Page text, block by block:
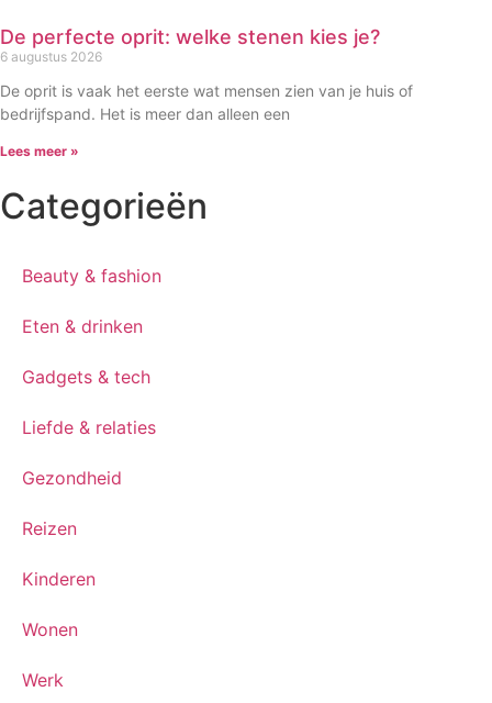
De perfecte oprit: welke stenen kies je?
6 augustus 2026
De oprit is vaak het eerste wat mensen zien van je huis of
bedrijfspand. Het is meer dan alleen een
Lees meer »
Categorieën
Beauty & fashion
Eten & drinken
Gadgets & tech
Liefde & relaties
Gezondheid
Reizen
Kinderen
Wonen
Werk